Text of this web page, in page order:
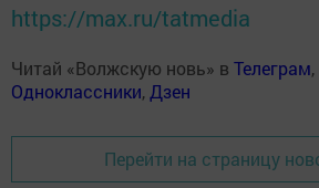
https://max.ru/tatmedia
Читай «Волжскую новь» в Телеграм,
Одноклассники, Дзен
Перейти на страницу